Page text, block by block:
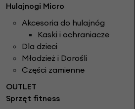
Hulajnogi Micro
Akcesoria do hulajnóg
Kaski i ochraniacze
Dla dzieci
Młodzież i Dorośli
Części zamienne
OUTLET
Sprzęt fitness